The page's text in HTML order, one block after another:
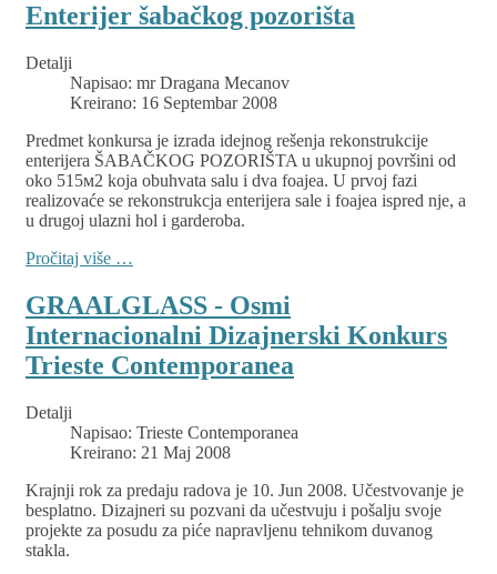
Enterijer šabačkog pozorišta
Detalji
Napisao: mr Dragana Mecanov
Kreirano: 16 Septembar 2008
Predmet konkursa je izrada idejnog rešenja rekonstrukcije
enterijera ŠABAČKOG POZORIŠTA u ukupnoj površini od
oko 515м2 koja obuhvata salu i dva foajea. U prvoj fazi
realizovaće se rekonstrukcja enterijera sale i foajea ispred nje, a
u drugoj ulazni hol i garderoba.
Pročitaj više …
GRAALGLASS - Osmi
Internacionalni Dizajnerski Konkurs
Trieste Contemporanea
Detalji
Napisao: Trieste Contemporanea
Kreirano: 21 Maj 2008
Krajnji rok za predaju radova je 10. Jun 2008. Učestvovanje je
besplatno. Dizajneri su pozvani da učestvuju i pošalju svoje
projekte za posudu za piće napravljenu tehnikom duvanog
stakla.